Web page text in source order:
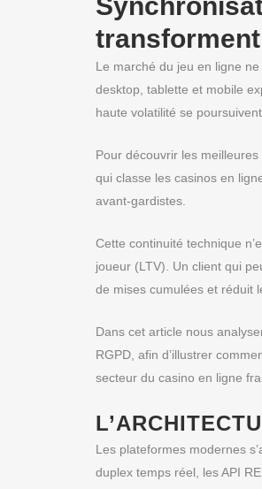
Le marché du jeu en ligne
desktop, tablette et mobile
haute volatilité se
Pour découvrir les
qui classe les casinos en
avant‑gardistes.
Cette continuité technique
joueur (LTV). Un client qui
de mises cumulées et réduit
Dans cet article nous
RGPD, afin d’illustrer
secteur du casino en ligne
Les plateformes modernes
duplex temps réel, les API